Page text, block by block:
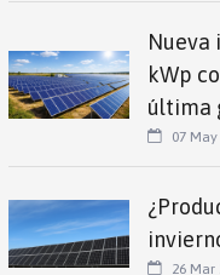
Nueva
kWp
última
07 May
26 Mar